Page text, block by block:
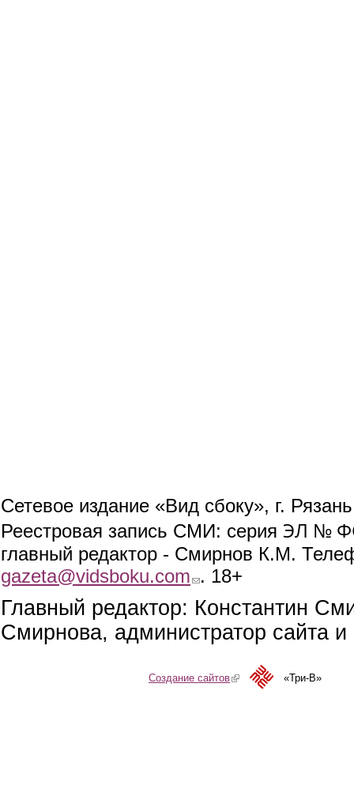
Сетевое издание «Вид сбоку», г.
Реестровая запись СМИ: серия ЭЛ №
главный редактор - Смирнов К.М.
gazeta@vidsboku.com (link sends e-mail)
. 18+
Главный редактор: Константин
Смирнова, администратор сайта
Создание сайтов(link is external)«Три-В»